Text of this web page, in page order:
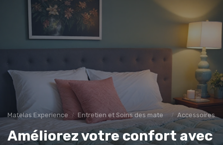
Matelas Experience Entretien et Soins des matelas Accessoires
Améliorez votre confort avec
Une à deux fois par semaine, les bons plans literie
que nous avons vérifiés, nos tests en avant-
première et les conseils qui ne tiennent pas dans
Bons plans vérifiés
Tests en avant-première
Conseils pratiques Nouveautés filtrées